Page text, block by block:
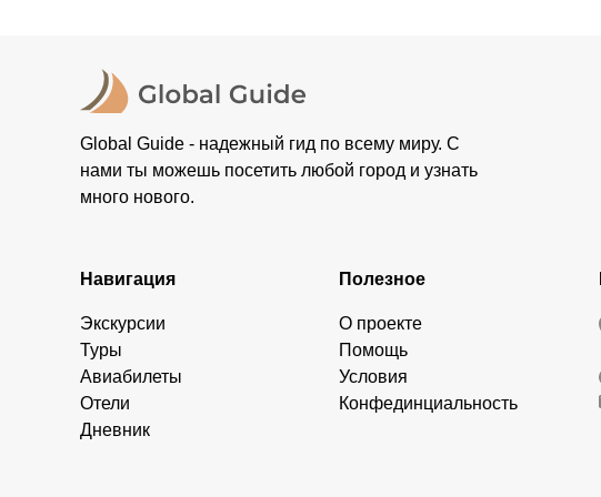
Global Guide - надежный гид по всему миру. С
нами ты можешь посетить любой город и узнать
много нового.
Навигация
Экскурсии
Туры
Авиабилеты
Отели
Дневник
Полезное
О проекте
Помощь
Условия
Конфединциальность